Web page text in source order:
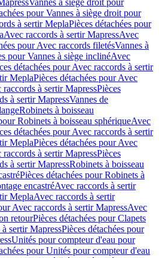
Vannes à siège droit pour
pour Vannes à siège droit pour
à sertir MeplaPièces détachées pour
Avec raccords à sertir MapressAvec
pour Avec raccords filetésVannes à
pour Vannes à siège inclinéAvec
détachées pour Avec raccords à sertir
MeplaPièces détachées pour Avec
raccords à sertir MapressPièces
à sertir MapressVannes de
Robinets à boisseau
Robinets à boisseau sphériqueAvec
détachées pour Avec raccords à sertir
MeplaPièces détachées pour Avec
raccords à sertir MapressPièces
à sertir MapressRobinets à boisseau
Pièces détachées pour Robinets à
encastréAvec raccords à sertir
MeplaAvec raccords à sertir
Avec raccords à sertir MapressAvec
retourPièces détachées pour Clapets
sertir MapressPièces détachées pour
Unités pour compteur d'eau pour
pour Unités pour compteur d'eau